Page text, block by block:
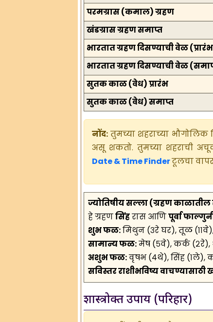
परमग्रास (कमाल) ग्रहण
खंडग्रास ग्रहण समाप्त
भारतात ग्रहण दिसण्याची वेळ
भारतात ग्रहण दिसण्याची वेळ
सुतक काळ (वेध) प्रारंभ
सुतक काळ (वेध) समाप्त
नोंद: तुमच्या शहराच्या भौगोलिक
असू शकतो. तुमच्या शहराची
Date & Time Finderटूलचा
ज्योतिषीय सल्ला (ग्रहण काळातील
हे ग्रहणसिंहरास आणिपूर्वा
शुभ फळ:मिथुन (३रे घर), तूळ
सामान्य फळ:मेष (५वे), कर्क
अशुभ फळ:वृषभ (४थे), सिंह (१ले),
सविस्तर राशीभविष्य वाचण्यासाठी
शास्त्रोक्त उपाय (परिहार)